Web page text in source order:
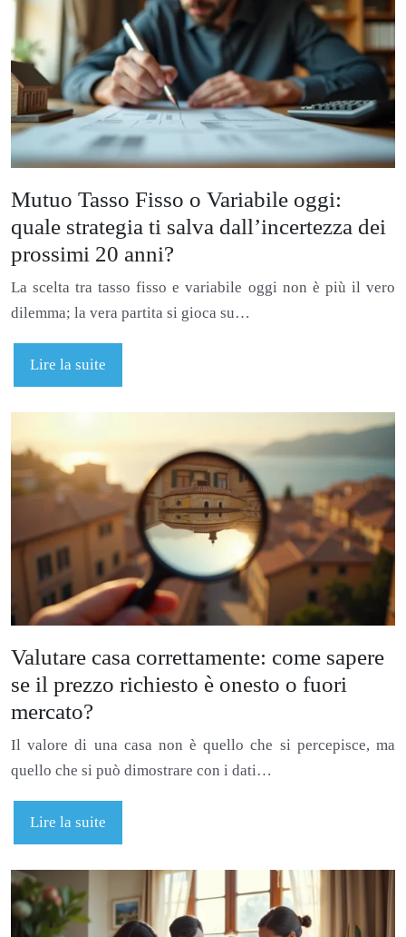
Mutuo Tasso Fisso o Variabile oggi:
quale strategia ti salva dall’incertezza dei
prossimi 20 anni?
La scelta tra tasso fisso e variabile oggi non è più il vero
dilemma; la vera partita si gioca su…
Lire la suite
Valutare casa correttamente: come sapere
se il prezzo richiesto è onesto o fuori
mercato?
Il valore di una casa non è quello che si percepisce, ma
quello che si può dimostrare con i dati…
Lire la suite